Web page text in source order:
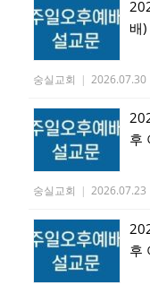
배)
숭실교회 | 2026.07.30
후
숭실교회 | 2026.07.23
후